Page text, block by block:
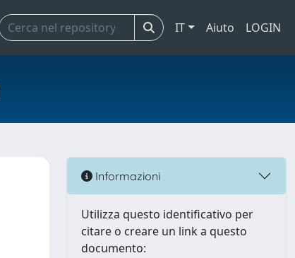
IT Aiuto LOGIN
Informazioni
Utilizza questo identificativo per
citare o creare un link a questo
documento: